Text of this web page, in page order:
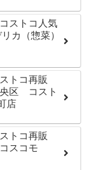
ストコ人気
カ（惣菜）
トコ再販
区 コスト
店
トコ再販
スコモ